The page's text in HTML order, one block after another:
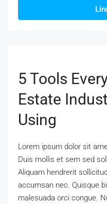
5 Tools
Estate
Using
Lorem ipsum dolor sit
Duis mollis et sem sed
Aliquam hendrerit
accumsan nec. Quisque
malesuada orci congue.